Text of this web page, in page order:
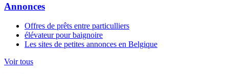
Annonces
Offres de prêts entre particulliers
élévateur pour baignoire
Les sites de petites annonces en Belgique
Voir tous